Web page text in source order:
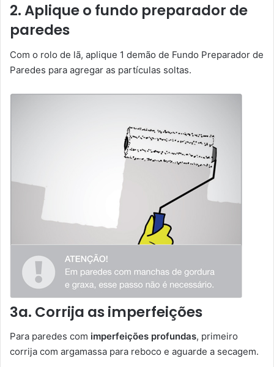
2. Aplique o fundo preparador de
paredes
Com o rolo de lã, aplique 1 demão de Fundo Preparador de
Paredes para agregar as partículas soltas.
3a. Corrija as imperfeições
Para paredes com imperfeições profundas, primeiro
corrija com argamassa para reboco e aguarde a secagem.